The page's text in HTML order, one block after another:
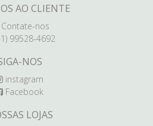
AO CLIENTE
nos
99528-4692
NOS
instagram
Facebook
LOJAS